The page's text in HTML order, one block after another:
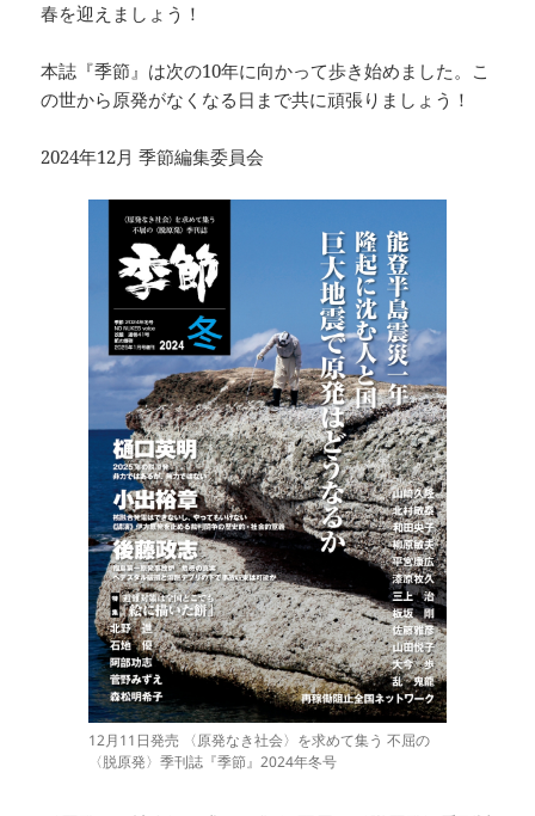
春を迎えましょう！
本誌『季節』は次の10年に向かって歩き始めました。こ
の世から原発がなくなる日まで共に頑張りましょう！
2024年12月 季節編集委員会
12月11日発売 〈原発なき社会〉を求めて集う 不屈の
〈脱原発〉季刊誌『季節』2024年冬号